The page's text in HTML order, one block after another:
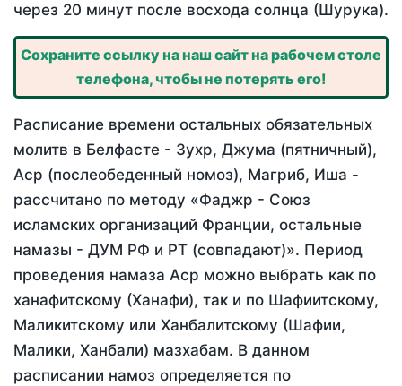
через 20 минут после восхода солнца (Шурука).
Сохраните ссылку на наш сайт на рабочем столе
телефона, чтобы не потерять его!
Расписание времени остальных обязательных
молитв в Белфасте - Зухр, Джума (пятничный),
Аср (послеобеденный номоз), Магриб, Иша -
рассчитано по методу «Фаджр - Союз
исламских организаций Франции, остальные
намазы - ДУМ РФ и РТ (совпадают)». Период
проведения намаза Аср можно выбрать как по
ханафитскому (Ханафи), так и по Шафиитскому,
Маликитскому или Ханбалитскому (Шафии,
Малики, Ханбали) мазхабам. В данном
расписании намоз определяется по